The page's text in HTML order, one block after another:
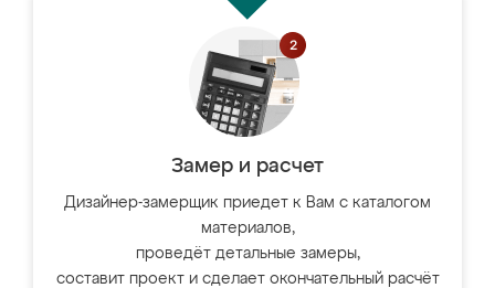
Замер и расчет
Дизайнер-замерщик приедет к Вам с каталогом
материалов,
проведёт детальные замеры,
составит проект и сделает окончательный расчёт